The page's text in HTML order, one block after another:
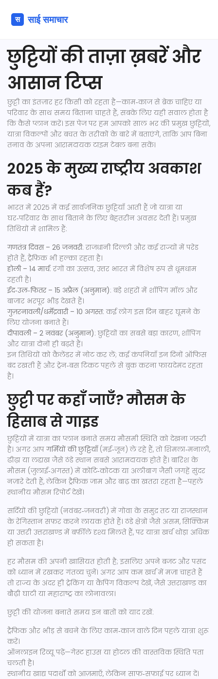
छुट्टियों की ताज़ा ख़बरें और
आसान टिप्स
छुट्टी का इंतज़ार हर किसी को रहता है—काम‑काज से ब्रेक चाहिए या
परिवार के साथ समय बिताना चाहते हैं, सबके लिए यही सवाल होता है
कि कैसे प्लान करें। इस पेज पर हम आपको साल भर की प्रमुख छुट्टियों,
यात्रा विकल्पों और बचत के तरीकों के बारे में बताएंगे, ताकि आप बिना
तनाव के अपना आरामदायक टाइम टेबल बना सकें।
2025 के मुख्य राष्ट्रीय अवकाश
कब हैं?
भारत में 2025 में कई सार्वजनिक छुट्टियाँ आती हैं जो यात्रा या
घर‑परिवार के साथ बिताने के लिए बेहतरीन अवसर देती हैं। प्रमुख
तिथियों में शामिल हैं:
गणतंत्र दिवस – 26 जनवरी: राजधानी दिल्ली और कई राज्यों में परेड
होते हैं, ट्रैफ़िक भी हल्का रहता है।
होली – 14 मार्च: रंगों का उत्सव, उत्तर भारत में विशेष रूप से धूमधाम
रहती है।
ईद‑उल‑फितर – 15 अप्रैल (अनुमान): बड़े शहरों में शॉपिंग मॉल और
बाजार भरपूर भीड़ देखते हैं।
गुज़रनावली/धर्मेंद्रवारी – 10 अगस्त: कई लोग इस दिन बाहर घूमने के
लिए योजना बनाते हैं।
दीपावली – 2 नवंबर (अनुमान): छुट्टियों का सबसे बड़ा कारण, शॉपिंग
और यात्रा दोनों ही बढ़ते हैं।
इन तिथियों को कैलेंडर में नोट कर लें; कई कंपनियाँ इन दिनों ऑफिस
बंद रखती हैं और ट्रेन‑बस टिकट पहले से बुक करना फायदेमंद रहता
है।
छुट्टी पर कहाँ जाएँ? मौसम के
हिसाब से गाइड
छुट्टियों में यात्रा का प्लान बनाते समय मौसमी स्थिति को देखना जरूरी
है। अगर आपगर्मियों की छुट्टियाँ(मई‑जून) ले रहे हैं, तो शिमला‑मनाली,
ढीढ़ा या लद्दाख जैसे ठंडे स्थान सबसे आरामदायक होते हैं। बारिश के
मौसम (जुलाई‑अगस्त) में कोटि‑कोटक या अलीबाग जैसी जगहें सुंदर
नज़ारे देती हैं, लेकिन ट्रैफ़िक जाम और बाढ़ का खतरा रहता है—पहले
स्थानीय मौसम रिपोर्ट देखें।
सर्दियों की छुट्टियों (नवंबर‑जनवरी) में गोवा के समुद्र तट या राजस्थान
के रेगिस्तान सफ़र करने लायक होते हैं। ठंडे क्षेत्रों जैसे असम, सिक्किम
या उत्तरी उत्तराखण्ड में बर्फ़ीले दृश्य मिलते हैं, पर यात्रा खर्च थोड़ा अधिक
हो सकता है।
हर मौसम की अपनी खासियत होती है; इसलिए अपने बजट और पसंद
को ध्यान में रखकर गंतव्य चुनें। अगर आप कम खर्च में मज़ा चाहते हैं
तो राज्य के अंदर ही ट्रेकिंग या कैंपिंग विकल्प देखें, जैसे उत्तराखण्ड का
बौढ़ी घाटी या महाराष्ट्र का लोनावला।
छुट्टी की योजना बनाते समय इन बातों को याद रखें:
ट्रैफ़िक और भीड़ से बचने के लिए काम‑काज वाले दिन पहले यात्रा शुरू
करें।
ऑनलाइन रिव्यू पढ़ें—गेस्ट हाउस या होटल की वास्तविक स्थिति पता
चलती है।
स्थानीय खाद्य पदार्थों को आज़माएँ, लेकिन साफ‑सफ़ाई पर ध्यान दें।